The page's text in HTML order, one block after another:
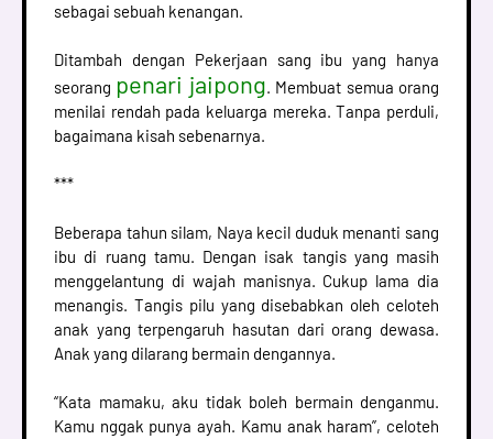
sebagai sebuah kenangan.
Ditambah dengan Pekerjaan sang ibu yang hanya
seorang penari jaipong. Membuat semua orang
menilai rendah pada keluarga mereka. Tanpa perduli,
bagaimana kisah sebenarnya.
***
Beberapa tahun silam, Naya kecil duduk menanti sang
ibu di ruang tamu. Dengan isak tangis yang masih
menggelantung di wajah manisnya. Cukup lama dia
menangis. Tangis pilu yang disebabkan oleh celoteh
anak yang terpengaruh hasutan dari orang dewasa.
Anak yang dilarang bermain dengannya.
“Kata mamaku, aku tidak boleh bermain denganmu.
Kamu nggak punya ayah. Kamu anak haram”, celoteh